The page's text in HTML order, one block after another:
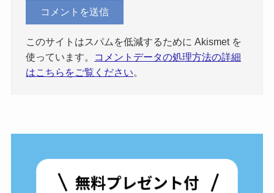
このサイトはスパムを低減するために Akismet を
使っています。
コメントデータの処理方法の詳細
はこちらをご覧ください。